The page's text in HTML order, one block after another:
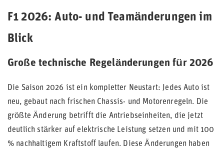
F1 2026: Auto- und Teamänderungen im
Blick
Große technische Regeländerungen für 2026
Die Saison 2026 ist ein kompletter Neustart: Jedes Auto ist
neu, gebaut nach frischen Chassis- und Motorenregeln. Die
größte Änderung betrifft die Antriebseinheiten, die jetzt
deutlich stärker auf elektrische Leistung setzen und mit 100
% nachhaltigem Kraftstoff laufen. Diese Änderungen haben